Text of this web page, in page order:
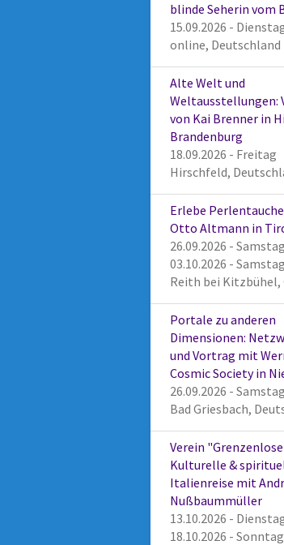
blinde Seherin vom
15.09.2026 -
online, Deutschland
Alte Welt und
Weltausstellungen:
von Kai Brenner in
Brandenburg
18.09.2026 - Freitag
Hirschfeld,
Erlebe
Otto Altmann in
26.09.2026 -
03.10.2026 - Samstag
Reith bei Kitzbühel,
Portale zu anderen
Dimensionen:
und Vortrag mit
Cosmic Society in
26.09.2026 - Samstag
Bad Griesbach,
Verein
Kulturelle &
Italienreise mit
Nußbaummüller
13.10.2026 -
18.10.2026 - Sonntag